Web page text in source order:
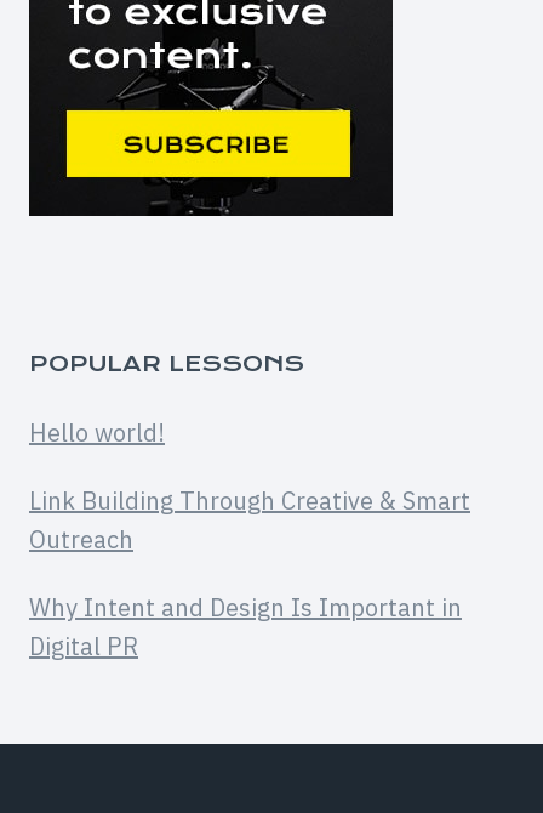
POPULAR LESSONS
Hello world!
Link Building Through Creative & Smart
Outreach
Why Intent and Design Is Important in
Digital PR